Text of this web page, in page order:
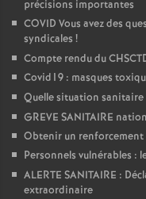
précisions importantes
COVID Vous avez des
syndicales !
Compte rendu du
Covid19 : masques
Quelle situation sanitaire
GREVE SANITAIRE
Obtenir un
Personnels vulnérables :
ALERTE SANITAIRE :
extraordinaire